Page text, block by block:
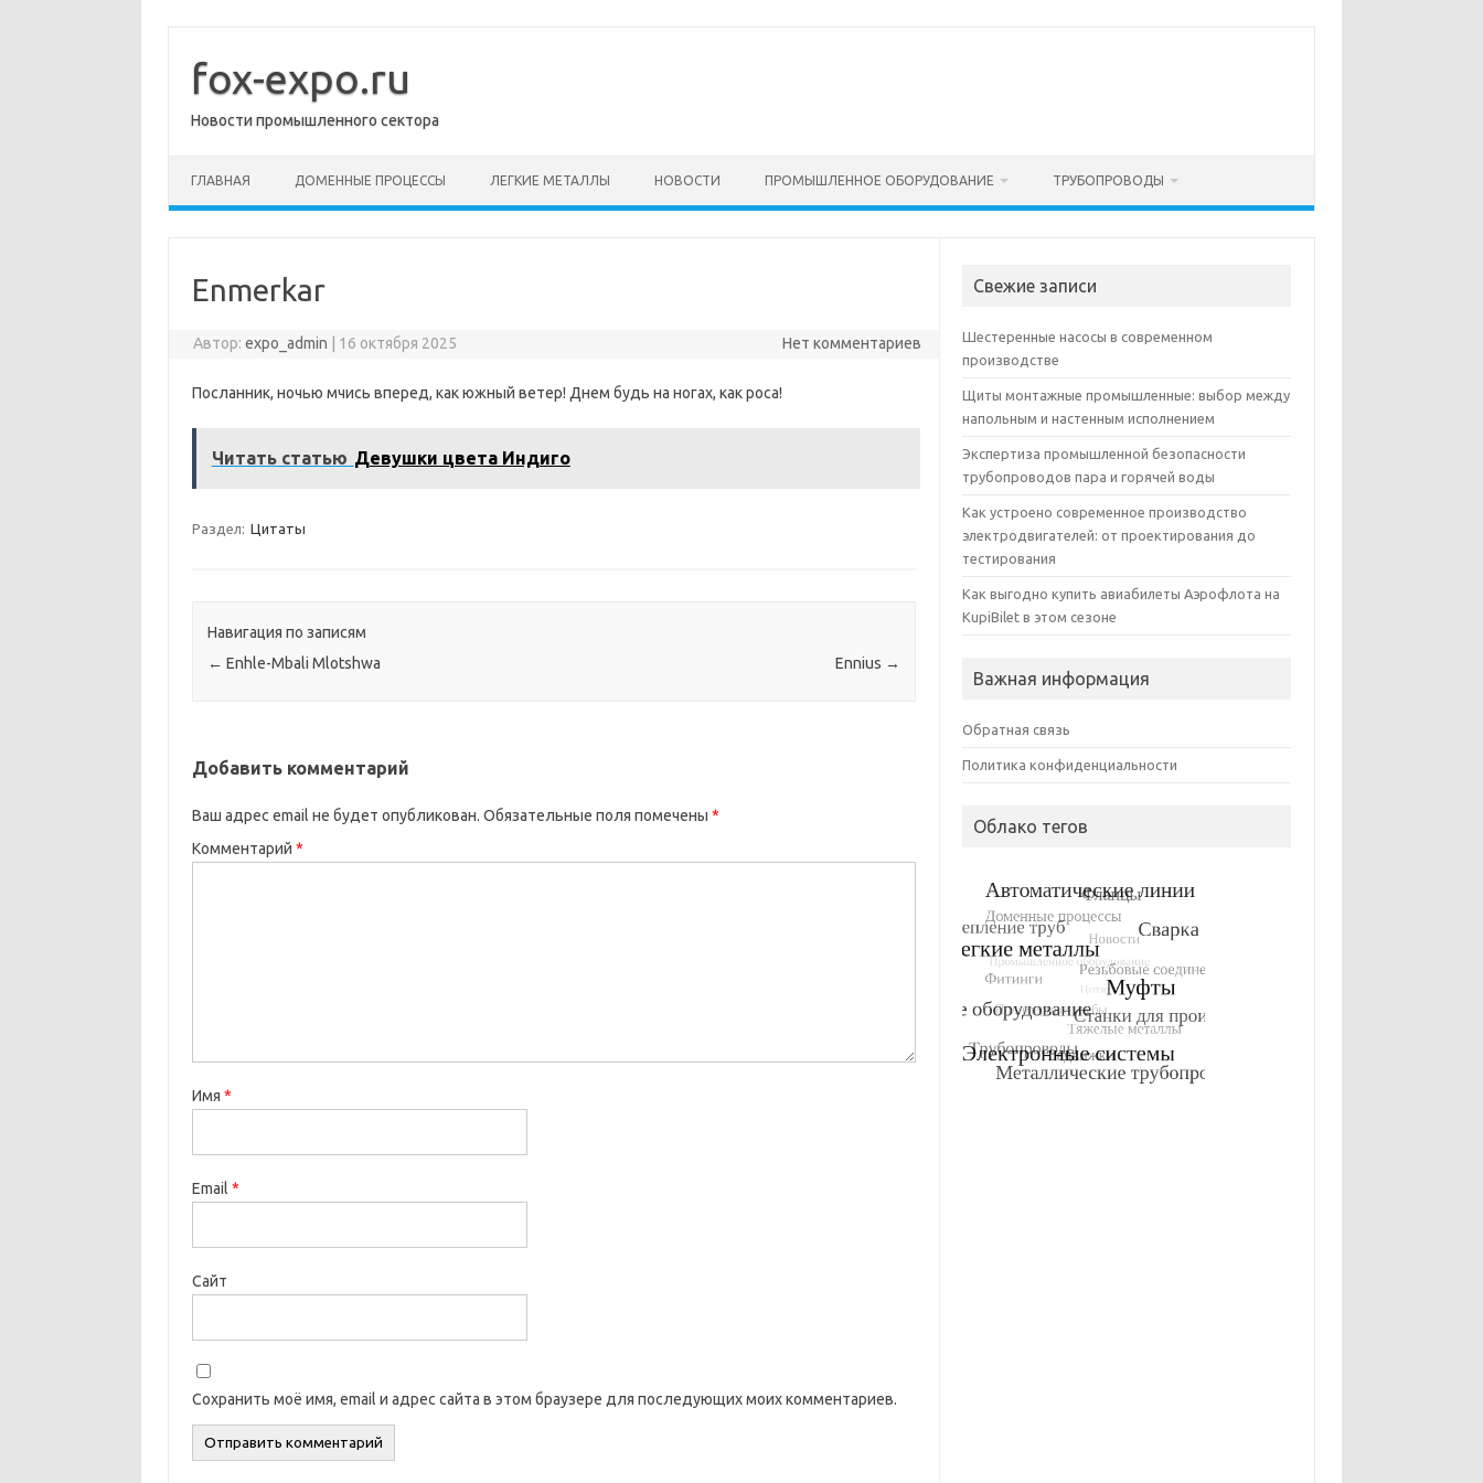
содержимому
fox-expo.ru
Новости промышленного сектора
ГЛАВНАЯ ДОМЕННЫЕ ПРОЦЕССЫ ЛЕГКИЕ МЕТАЛЛЫ НОВОСТИ ПРОМЫШЛЕННОЕ ОБОРУДОВАНИЕ ТРУБОПРОВОДЫ
Enmerkar
Автор:expo_admin 16 октября 2025 Нет комментариев
Посланник, ночью мчись вперед, как южный ветер! Днем будь на ногах, как роса!
Читать статью Девушки цвета Индиго
Раздел: Цитаты
Навигация по записям
← Enhle-Mbali Mlotshwa Ennius →
Добавить комментарий
Ваш адрес email не будет опубликован. Обязательные поля помечены *
Комментарий *
Имя *
Email *
Сайт
Сохранить моё имя, email и адрес сайта в этом браузере для последующих моих комментариев.
Свежие записи
Шестеренные насосы в современном
производстве
Щиты монтажные промышленные: выбор между
напольным и настенным исполнением
Экспертиза промышленной безопасности
трубопроводов пара и горячей воды
Как устроено современное производство
электродвигателей: от проектирования до
тестирования
Как выгодно купить авиабилеты Аэрофлота на
KupiBilet в этом сезоне
Важная информация
Обратная связь
Политика конфиденциальности
Облако тегов